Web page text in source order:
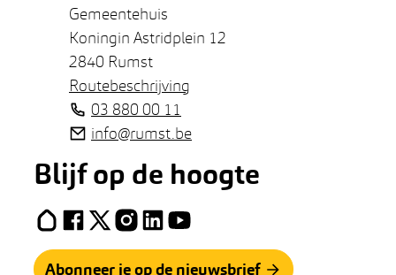
AdresGemeentehuis
Koningin Astridplein 12
,2840 Rumst
Routebeschrijving
03 880 00 11
E-mail
info@rumst.be
Blijf op de hoogte
HoplrFacebook
X (Twitter)
Instagram
LinkedInYouTube
Abonneer je op de nieuwsbrief